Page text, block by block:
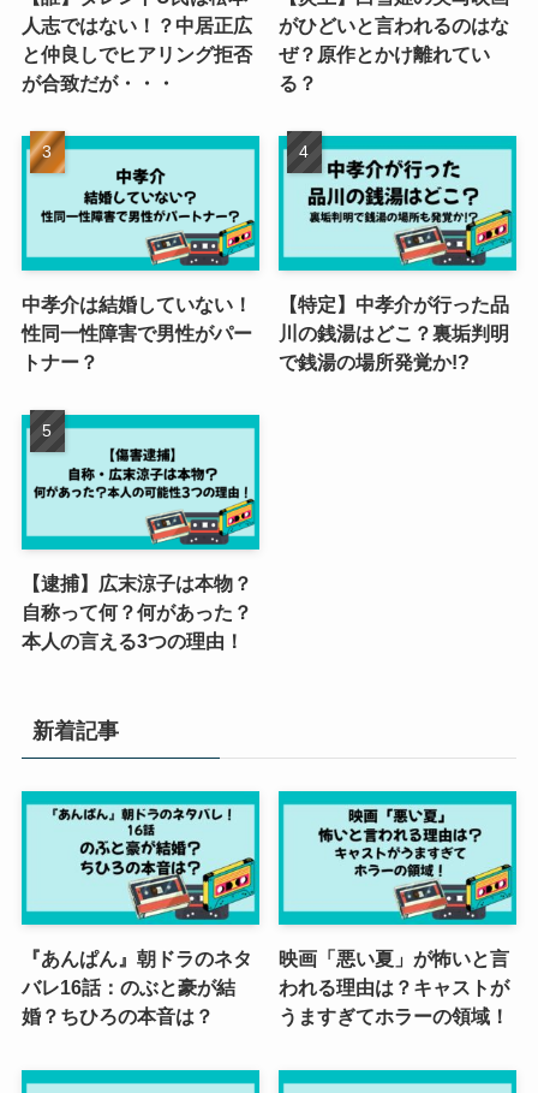
人志ではない！？中居正広
と仲良しでヒアリング拒否
が合致だが・・・
がひどいと言われるのはな
ぜ？原作とかけ離れてい
る？
中孝介は結婚していない！
性同一性障害で男性がパー
トナー？
【特定】中孝介が行った品
川の銭湯はどこ？裏垢判明
で銭湯の場所発覚か!?
【逮捕】広末涼子は本物？
自称って何？何があった？
本人の言える3つの理由！
新着記事
『あんぱん』朝ドラのネタ
バレ16話：のぶと豪が結
婚？ちひろの本音は？
映画「悪い夏」が怖いと言
われる理由は？キャストが
うますぎてホラーの領域！